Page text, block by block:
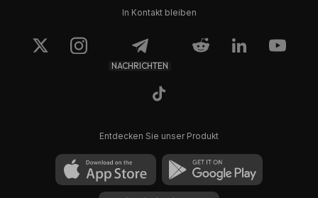
In Kontakt bleiben
NACHRICHTEN
Entdecken Sie unser Produkt